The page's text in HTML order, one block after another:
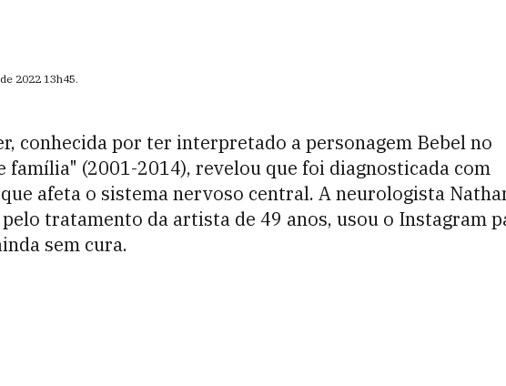
2022 13h45.
conhecida por ter interpretado a personagem Bebel no
família" (2001-2014), revelou que foi diagnosticada com
afeta o sistema nervoso central. A neurologista
tratamento da artista de 49 anos, usou o Instagram
sem cura.